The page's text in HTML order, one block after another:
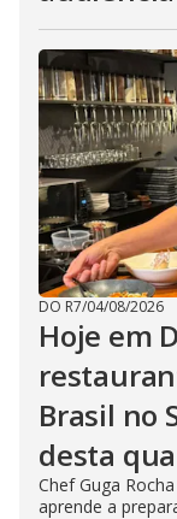
DO R7/04/08/2026
Hoje em
Brasil no
desta
Chef Guga
aprende a